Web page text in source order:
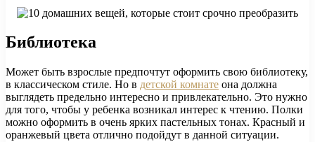
Библиотека
Может быть взрослые предпочтут оформить свою библиотеку,
в классическом стиле. Но в детской комнате она должна
выглядеть предельно интересно и привлекательно. Это нужно
для того, чтобы у ребенка возникал интерес к чтению. Полки
можно оформить в очень ярких пастельных тонах. Красный и
оранжевый цвета отлично подойдут в данной ситуации.